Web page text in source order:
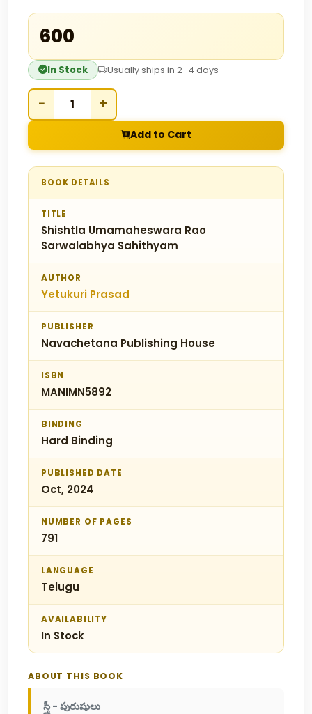
₹600
In Stock Usually ships in 2–4 days
− +
Add to Cart
BOOK DETAILS
TITLE
Shishtla Umamaheswara Rao
Sarwalabhya Sahithyam
AUTHOR
Yetukuri Prasad
PUBLISHER
Navachetana Publishing House
ISBN
MANIMN5892
BINDING
Hard Binding
PUBLISHED DATE
Oct, 2024
NUMBER OF PAGES
791
LANGUAGE
Telugu
AVAILABILITY
In Stock
ABOUT THIS BOOK
స్త్రీ - పురుషులు